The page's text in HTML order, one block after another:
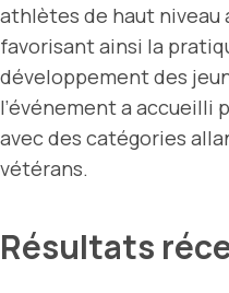
athlètes de haut niveau
favorisant ainsi la
développement des
l’événement a accueilli
avec des catégories
vétérans.
Résultats